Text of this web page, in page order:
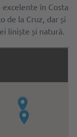
în Costa
de la Cruz, dar și
liniște și natură.